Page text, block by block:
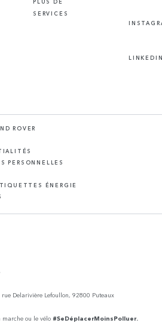
SERVICES
ROVER
PERSONNELLES
ÉNERGIE
rue Delarivière Lefoullon, 92800 Puteaux
marche ou le vélo #SeDéplacerMoinsPolluer.